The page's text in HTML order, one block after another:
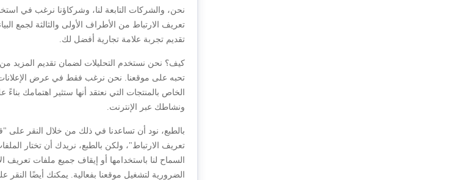
نحن، والشركات التابعة لنا، وشركاؤنا نرغب في
تعريف الارتباط من الأطراف الأولى والثالثة لجمع
تقديم تجربة علامة تجارية أفضل لك.
كيف؟ نحن نستخدم التحليلات لضمان تقديم المزيد
تحبه على موقعنا. نحن نرغب فقط في عرض
الخاص بالمنتجات التي نعتقد أنها ستثير اهتمامك بناءً
ونشاطك عبر الإنترنت.
بالطبع، نود أن تساعدنا في ذلك من خلال النقر على
تعريف الارتباط"، ولكن بالطبع، نريدك أن تختار
السماح لنا باستخدامها أو إيقاف جميع ملفات تعريف
الضرورية لتشغيل موقعنا بفعالية. يمكنك أيضًا النقر